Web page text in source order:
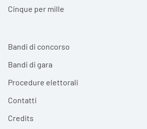
Cinque per mille
Bandi di concorso
Bandi di gara
Procedure elettorali
Contatti
Credits